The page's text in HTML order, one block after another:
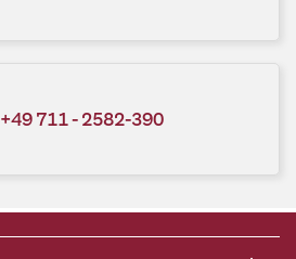
+49 711 - 2582-390